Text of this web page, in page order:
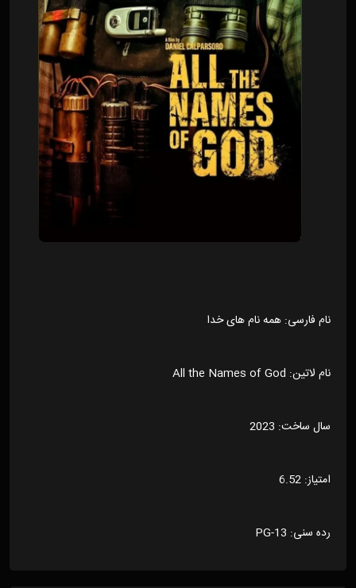
نام فارسی: همه نام های خدا
نام لاتین: All the Names of God
سال ساخت: 2023
امتیاز: 6.52
رده سنی: PG-13